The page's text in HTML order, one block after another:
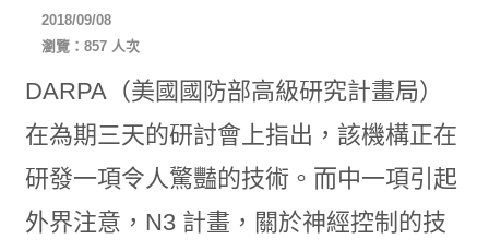
2018/09/08
瀏覽：857 人次
DARPA（美國國防部高級研究計畫局）
在為期三天的研討會上指出，該機構正在
研發一項令人驚豔的技術。而中一項引起
外界注意，N3 計畫，關於神經控制的技